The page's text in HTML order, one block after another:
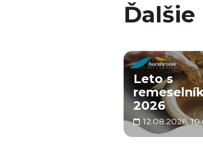
Leto s
2026
12.08.2026,